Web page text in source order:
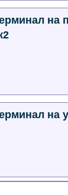
на
на